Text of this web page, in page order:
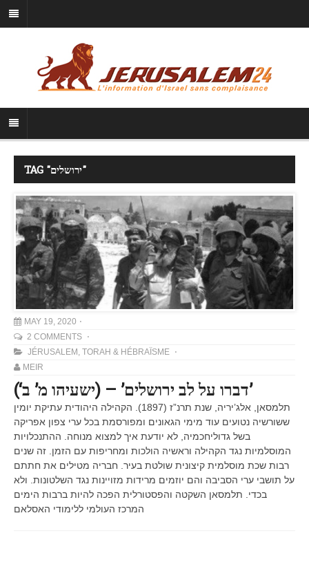
TAG "ירושלים"
MAY 19, 2020
2 COMMENTS
JÉRUSALEM , TORAH & HÉBRAÏSME
MEIR
(‘דברו על לב ירושלים’ – (ישעיהו מ’ ב’
תלמסאן, אלג’יריה, שנת תרנ”ז (1897). הקהילה היהודית עתיקת יומין
ששורשיה נטועים עוד מימי הגאונים ומפורסמת בכל ערי צפון אפריקה
בשל גדוליחכמיה, לא יודעת איך למצוא מנוחה. ההתנכלויות
המוסלמיות נגד הקהילה וראשיה הולכות ומחריפות עם הזמן. זה שנים
רבות שכת מוסלמית קיצונית שולטת בעיר. חבריה מטילים את חתתם
על תושבי ערי הסביבה והם יוזמים מרידות מזויינות נגד השלטונות. ולא
בכדי. תלמסאן השקטה והפסטורלית הפכה להיות ברבות הימים
המרכז העולמי ללימודי האסלאם